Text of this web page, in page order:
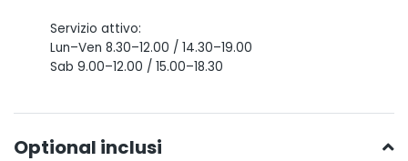
Servizio attivo:
Lun–Ven 8.30–12.00 / 14.30–19.00
Sab 9.00–12.00 / 15.00–18.30
Optional inclusi